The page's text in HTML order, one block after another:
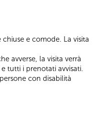
chiuse e comode. La visita
avverse, la visita verrà
tutti i prenotati avvisati.
con disabilità